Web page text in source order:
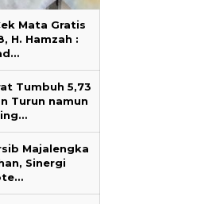
Mata Gratis
H. Hamzah :
Tumbuh 5,73
Turun namun
Majalengka
Sinergi